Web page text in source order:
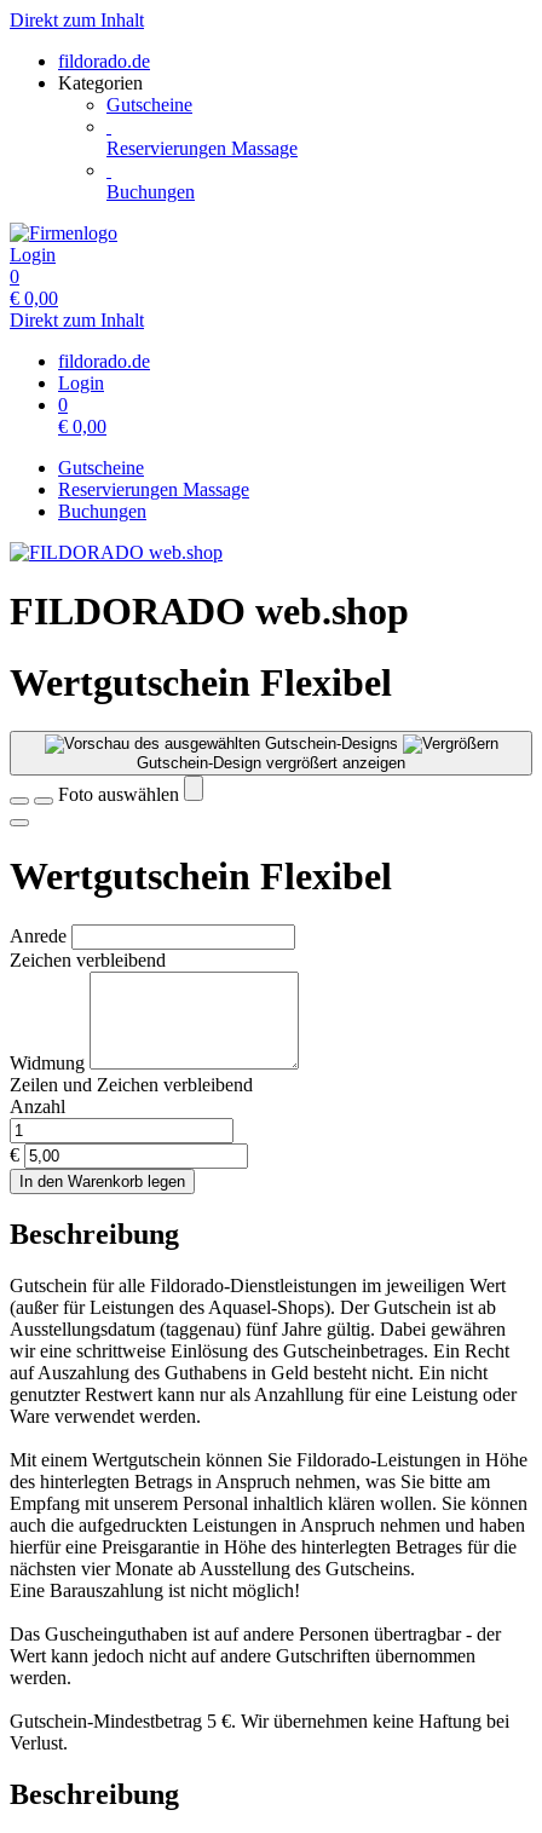
Direkt zum Inhalt
fildorado.de
Kategorien
Gutscheine
Reservierungen Massage
Buchungen
Login
0
€ 0,00
Direkt zum Inhalt
fildorado.de
Login
0
€ 0,00
Gutscheine
Reservierungen Massage
Buchungen
FILDORADO web.shop
Wertgutschein Flexibel
Gutschein-Design vergrößert anzeigen
Foto auswählen
Wertgutschein Flexibel
Anrede
Zeichen verbleibend
Widmung
Zeilen und Zeichen verbleibend
Anzahl
€
In den Warenkorb legen
Beschreibung
Gutschein für alle Fildorado-Dienstleistungen im jeweiligen Wert
(außer für Leistungen des Aquasel-Shops). Der Gutschein ist ab
Ausstellungsdatum (taggenau) fünf Jahre gültig. Dabei gewähren
wir eine schrittweise Einlösung des Gutscheinbetrages. Ein Recht
auf Auszahlung des Guthabens in Geld besteht nicht. Ein nicht
genutzter Restwert kann nur als Anzahllung für eine Leistung oder
Ware verwendet werden.
Mit einem Wertgutschein können Sie Fildorado-Leistungen in Höhe
des hinterlegten Betrags in Anspruch nehmen, was Sie bitte am
Empfang mit unserem Personal inhaltlich klären wollen. Sie können
auch die aufgedruckten Leistungen in Anspruch nehmen und haben
hierfür eine Preisgarantie in Höhe des hinterlegten Betrages für die
nächsten vier Monate ab Ausstellung des Gutscheins.
Eine Barauszahlung ist nicht möglich!
Das Guscheinguthaben ist auf andere Personen übertragbar - der
Wert kann jedoch nicht auf andere Gutschriften übernommen
werden.
Gutschein-Mindestbetrag 5 €. Wir übernehmen keine Haftung bei
Verlust.
Beschreibung